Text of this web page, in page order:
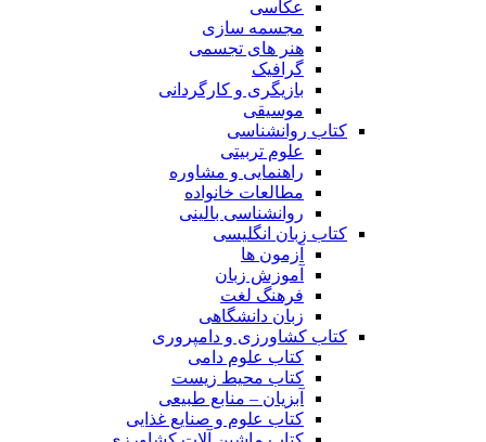
عکاسی
مجسمه سازی
هنر های تجسمی
گرافیک
بازیگری و کارگردانی
موسیقی
کتاب روانشناسی
علوم تربیتی
راهنمایی و مشاوره
مطالعات خانواده
روانشناسی بالینی
کتاب زبان انگلیسی
آزمون ها
آموزش زبان
فرهنگ لغت
زبان دانشگاهی
کتاب کشاورزی و دامپروری
کتاب علوم دامی
کتاب محیط زیست
آبزیان – منابع طبیعی
کتاب علوم و صنایع غذایی